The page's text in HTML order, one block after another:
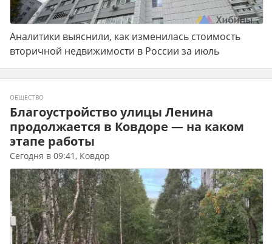
Аналитики выяснили, как изменилась стоимость
вторичной недвижимости в России за июль
ОБЩЕСТВО
Благоустройство улицы Ленина
продолжается в Ковдоре — на каком
этапе работы
Сегодня в 09:41, Ковдор